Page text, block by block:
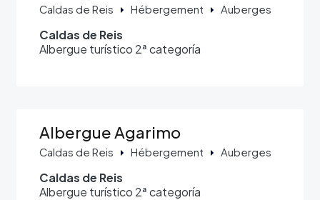
Caldas de Reis Hébergement Auberges
Caldas de Reis
Albergue turístico 2ª categoría
Albergue Agarimo
Caldas de Reis Hébergement Auberges
Caldas de Reis
Albergue turístico 2ª categoría